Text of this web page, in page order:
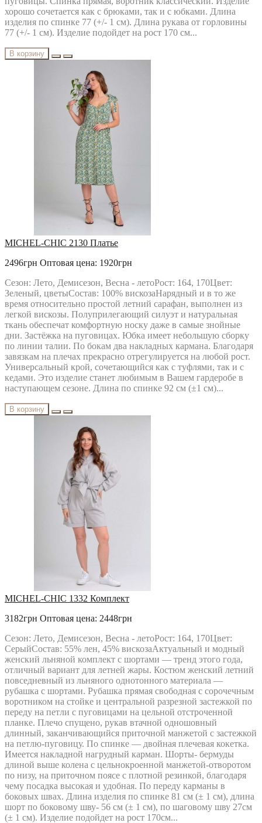
хорошо сочетается как с брюками, так и с юбками. Длина
изделия по спинке 77 (+/- 1 см). Длина рукава от горловины
77 (+/- 1 см). Изделие подойдет на рост 170 см...
В корзину
MICHEL-CHIC 2130 Платье
2496грн Оптовая цена: 1920грн
Сезон: Лето, Демисезон, Весна - летоРост: 164, 170Цвет:
Зеленый, цветыСостав: 100% вискозаНарядный и в то же
время относительно простой летний сарафан, выполнен из
легкой вискозы. Полуприлегающий силуэт и натуральная
ткань обеспечат комфортную носку даже в самые знойные
дни. Застёжка на пуговицах. Юбка имеет небольшую сборку
по линии талии. По бокам два накладных кармана. Благодаря
завязкам на плечах прекрасно отрегулируется на любой рост.
Универсальный крой, сочетающийся как с туфлями, так и с
кедами. Это изделие станет любимым в Вашем гардеробе в
наступающем сезоне. Длина по спинке 92 см (±1 см)...
В корзину
MICHEL-CHIC 1332 Комплект
3182грн Оптовая цена: 2448грн
Сезон: Лето, Демисезон, Весна - летоРост: 164, 170Цвет:
СерыйСостав: 55% лен, 45% вискозаАктуальный и модный
женский льняной комплект с шортами — тренд этого года,
отличный вариант для летней жары. Костюм женский летний
повседневный из льняного однотонного материала —
рубашка с шортами. Рубашка прямая свободная с сорочечным
воротником на стойке и центральной разрезной застежкой по
переду на петли с пуговицами на цельной отстроченной
планке. Плечо спущено, рукав втачной одношовный
длинный, заканчивающийся приточной манжетой с застежкой
на петлю-пуговицу. По спинке — двойная плечевая кокетка.
Имеется накладной нагрудный карман. Шорты- бермуды
длиной выше колена с цельнокроенной манжетой-отворотом
по низу, на приточном поясе с плотной резинкой, благодаря
чему посадка высокая и удобная. По переду карманы в
боковых швах. Длина изделия по спинке 81 см (± 1 см), длина
шорт по боковому шву- 56 см (± 1 см), по шаговому шву 27см
(± 1 см). Изделие подойдет на рост 170см...